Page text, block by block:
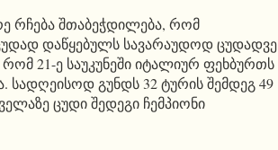
რჩება შთაბეჭდილება, რომ
დაწყებულს სავარაუდოდ ცუდადვე
21-ე საუკუნეში იტალიურ ფეხბურთს
გუნდს 32 ტურის შემდეგ 49
ცუდი შედეგი ჩემპიონი